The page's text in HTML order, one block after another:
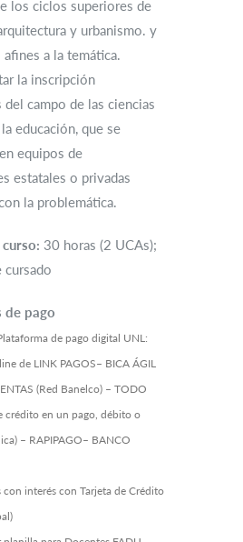
los ciclos superiores de
y urbanismo. y
a la temática.
la inscripción
campo de las ciencias
educación, que se
equipos de
estatales o privadas
la problemática.
30 horas (2 UCAs);
cursado
de pago
de pago digital UNL:
de LINK PAGOS– BICA ÁGIL
(Red Banelco) – TODO
crédito en un pago, débito o
– RAPIPAGO– BANCO
con interés con Tarjeta de Crédito